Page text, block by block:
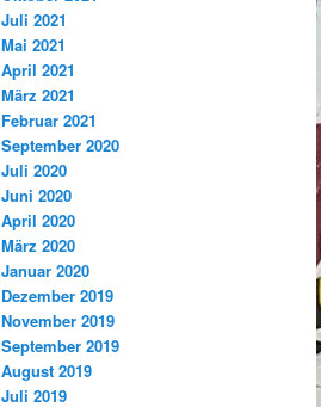
Juli 2021
Mai 2021
April 2021
März 2021
Februar 2021
September 2020
Juli 2020
Juni 2020
April 2020
März 2020
Januar 2020
Dezember 2019
November 2019
September 2019
August 2019
Juli 2019